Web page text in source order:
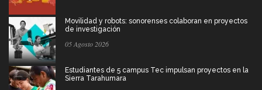
Movilidad y robots: sonorenses colaboran en proyectos
de investigación
05 Agosto 2026
Estudiantes de 5 campus Tec impulsan proyectos en la
Sierra Tarahumara